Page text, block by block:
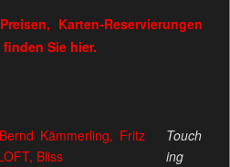
Preisen, Karten-Reservierungen
finden Sie hier.
Touch
ing